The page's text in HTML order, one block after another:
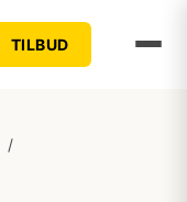
TILBUD
/